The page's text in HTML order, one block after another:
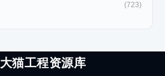
(723)
大猫工程资源库